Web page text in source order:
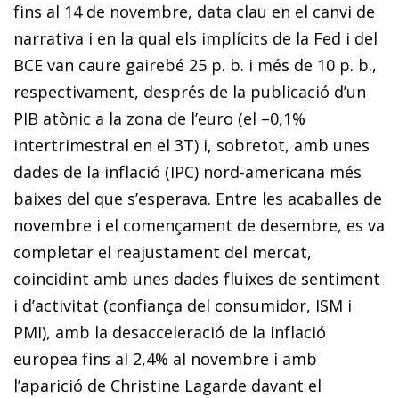
fins al 14 de novembre, data clau en el canvi de
narrativa i en la qual els implícits de la Fed i del
BCE van caure gairebé 25 p. b. i més de 10 p. b.,
respectivament, després de la publicació d’un
PIB atònic a la zona de l’euro (el –0,1%
intertrimestral en el 3T) i, sobretot, amb unes
dades de la inflació (IPC) nord-americana més
baixes del que s’esperava. Entre les acaballes de
novembre i el començament de desembre, es va
completar el reajustament del mercat,
coincidint amb unes dades fluixes de sentiment
i d’activitat (confiança del consumidor, ISM i
PMI), amb la desacceleració de la inflació
europea fins al 2,4% al novembre i amb
l’aparició de Christine Lagarde davant el